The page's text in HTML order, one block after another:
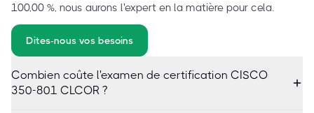
100,00 %, nous aurons l'expert en la matière pour cela.
Dites-nous vos besoins
Combien coûte l'examen de certification CISCO
350-801 CLCOR ?